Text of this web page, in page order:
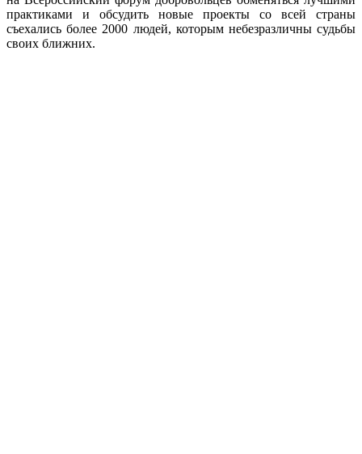
практиками и обсудить новые проекты со всей страны
съехались более 2000 людей, которым небезразличны судьбы
своих ближних.